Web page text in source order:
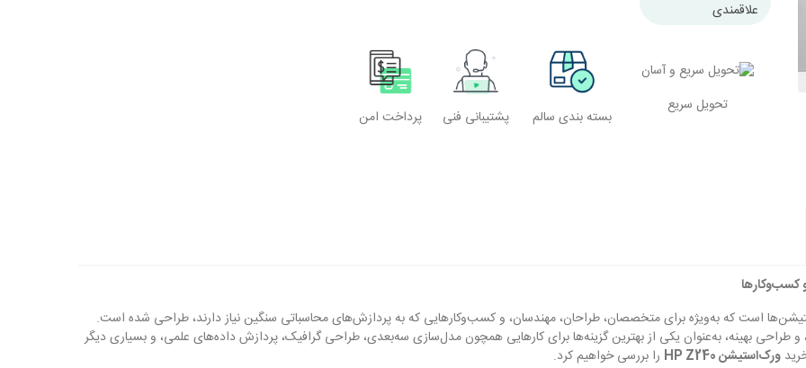
ضریب فرم
علاقمندی
تحویل سریع
بسته بندی سالم پشتیبانی فنی پرداخت امن
است که به‌ویژه برای متخصصان، طراحان، مهندسان، و کسب‌وکارهایی که به پردازش‌های محاسباتی سنگین نیاز دارند، طراحی شده است.
و طراحی بهینه، به‌عنوان یکی از بهترین گزینه‌ها برای کارهایی همچون مدل‌سازی سه‌بعدی، طراحی گرافیک، پردازش داده‌های علمی، و بسیاری دیگر
ورک‌استیشن HP Z240 را بررسی خواهیم کرد.